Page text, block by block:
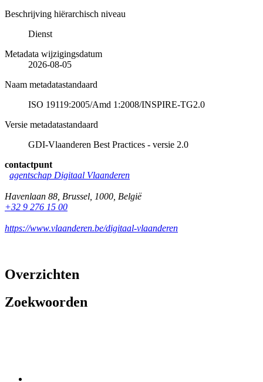
Beschrijving hiërarchisch niveau
Dienst
Metadata wijzigingsdatum
2026-08-05
Naam metadatastandaard
ISO 19119:2005/Amd 1:2008/INSPIRE-TG2.0
Versie metadatastandaard
GDI-Vlaanderen Best Practices - versie 2.0
contactpunt
agentschap Digitaal Vlaanderen
Havenlaan 88 Brussel 1000 België
+32 9 276 15 00
https://www.vlaanderen.be/digitaal-vlaanderen
Overzichten
Zoekwoorden